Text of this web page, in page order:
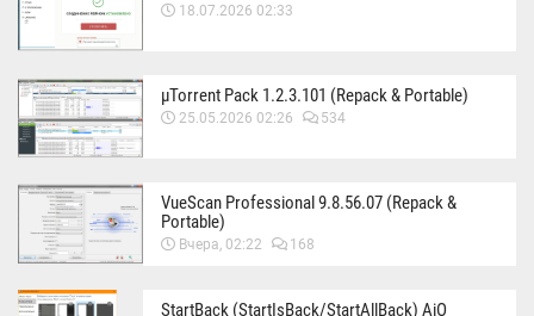
18.07.2026 02:33
µTorrent Pack 1.2.3.101 (Repack & Portable)
25.05.2026 02:26 534
VueScan Professional 9.8.56.07 (Repack &
Portable)
Вчера, 02:22 168
StartBack (StartIsBack/StartAllBack) AiO